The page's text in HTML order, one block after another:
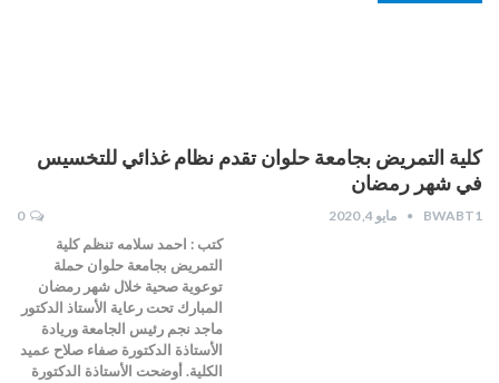
كلية التمريض بجامعة حلوان تقدم نظام غذائي للتخسيس
في شهر رمضان
BWABT1 مايو 4, 2020 0
كتب : احمد سلامه تنظم كلية
التمريض بجامعة حلوان حملة
توعوية صحية خلال شهر رمضان
المبارك تحت رعاية الأستاذ الدكتور
ماجد نجم رئيس الجامعة وريادة
الأستاذة الدكتورة صفاء صلاح عميد
الكلية. أوضحت الأستاذة الدكتورة